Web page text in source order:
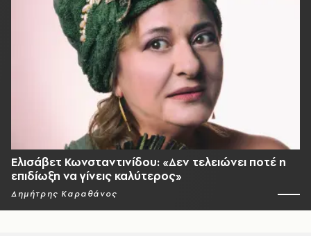
Ελισάβετ Κωνσταντινίδου: «Δεν τελειώνει ποτέ η
επιδίωξη να γίνεις καλύτερος»
Δημήτρης Καραθάνος